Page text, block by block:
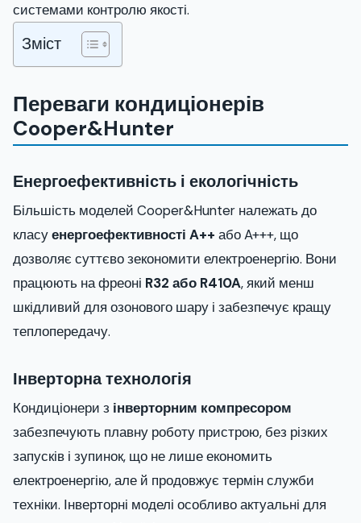
системами контролю якості.
Зміст
Переваги кондиціонерів
Cooper&Hunter
Енергоефективність і екологічність
Більшість моделей Cooper&Hunter належать до
класуенергоефективності A++ або A+++, що
дозволяє суттєво зекономити електроенергію. Вони
працюють на фреоні R32 або R410A, який менш
шкідливий для озонового шару і забезпечує кращу
теплопередачу.
Інверторна технологія
Кондиціонери з інверторним компресором
забезпечують плавну роботу пристрою, без різких
запусків і зупинок, що не лише економить
електроенергію, але й продовжує термін служби
техніки. Інверторні моделі особливо актуальні для